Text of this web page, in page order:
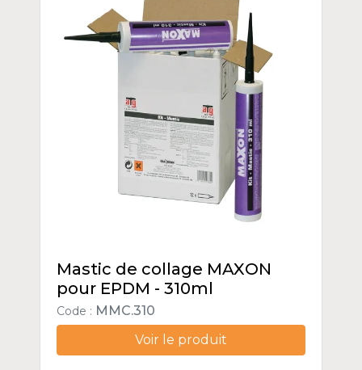
Mastic de collage MAXON
pour EPDM - 310ml
Code : MMC.310
Voir le produit